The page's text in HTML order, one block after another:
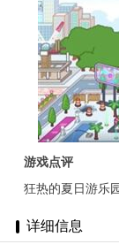
游戏点评
狂热的夏日游乐
详细信息